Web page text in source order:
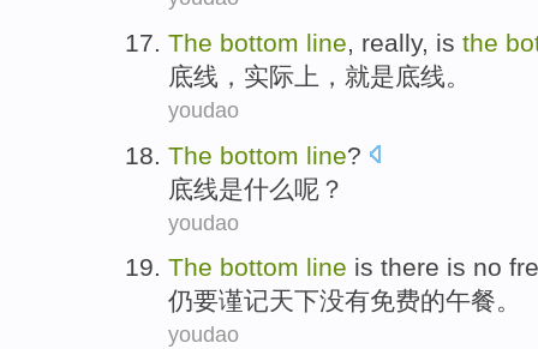
The bottom line, really, is the
底线 ， 实际上 ， 就是底线。
youdao
The bottom line?
底线是什么呢？
youdao
The bottom line is there is no
仍要谨记天下没有免费的午餐。
youdao